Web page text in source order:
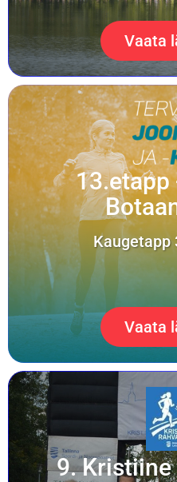
Vaata
13.etapp
Kaugetapp
Vaata
9. Kristiine